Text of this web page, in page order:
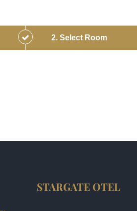
2. Select Room
STARGATE OTEL